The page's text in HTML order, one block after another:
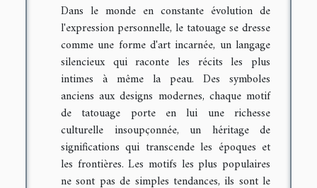
Dans le monde en constante évolution de
l'expression personnelle, le tatouage se dresse
comme une forme d'art incarnée, un langage
silencieux qui raconte les récits les plus
intimes à même la peau. Des symboles
anciens aux designs modernes, chaque motif
de tatouage porte en lui une richesse
culturelle insoupçonnée, un héritage de
significations qui transcende les époques et
les frontières. Les motifs les plus populaires
ne sont pas de simples tendances, ils sont le